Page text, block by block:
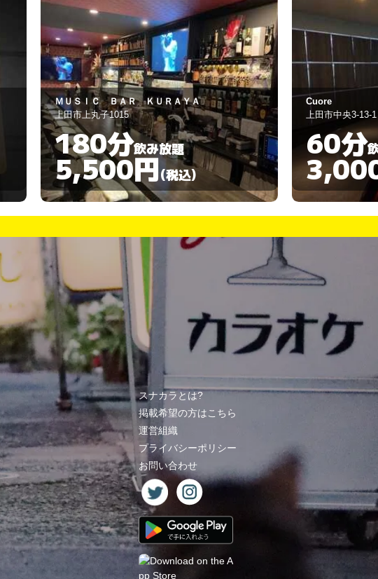
Cuore
上田市中央3-13-1
60分飲み放題
3,000円(税込)
スナック 蘭
上田市中央3-11-7
60分
スナカラとは?
掲載希望の方はこちら
運営組織
プライバシーポリシー
お問い合わせ